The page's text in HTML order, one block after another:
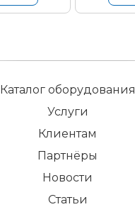
Каталог оборудования
Услуги
Клиентам
Партнёры
Новости
Статьи